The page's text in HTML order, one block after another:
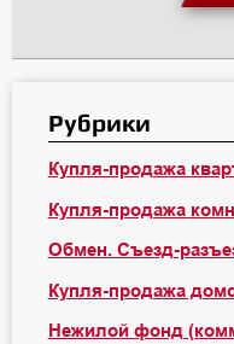
Рубрики
Купля-продажа
Купля-продажа
Обмен. Съезд-
Купля-продажа
Нежилой фонд